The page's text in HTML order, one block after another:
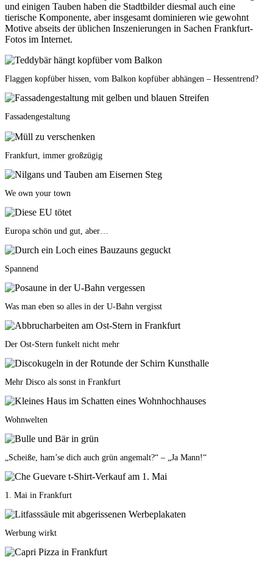
und einigen Tauben haben die Stadtbilder diesmal auch eine
tierische Komponente, aber insgesamt dominieren wie gewohnt
Motive abseits der üblichen Inszenierungen in Sachen Frankfurt-
Fotos im Internet.
Flaggen kopfüber hissen, vom Balkon kopfüber abhängen – Hessentrend?
Fassadengestaltung
Frankfurt, immer großzügig
We own your town
Europa schön und gut, aber…
Spannend
Was man eben so alles in der U-Bahn vergisst
Der Ost-Stern funkelt nicht mehr
Mehr Disco als sonst in Frankfurt
Wohnwelten
„Scheiße, ham’se dich auch grün angemalt?“ – „Ja Mann!“
1. Mai in Frankfurt
Werbung wirkt